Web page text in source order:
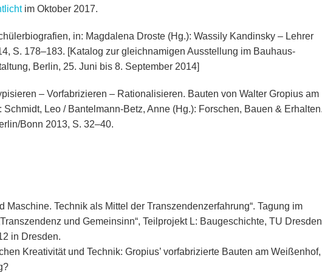
im Oktober 2017.
in: Magdalena Droste (Hg.): Wassily Kandinsky – Lehrer
S. 178–183. [Katalog zur gleichnamigen Ausstellung im Bauhaus-
Berlin, 25. Juni bis 8. September 2014]
– Vorfabrizieren – Rationalisieren. Bauten von Walter Gropius am
Schmidt, Leo / Bantelmann-Betz, Anne (Hg.): Forschen, Bauen &
Bonn 2013, S. 32–40.
Maschine. Technik als Mittel der Transzendenzerfahrung“. Tagung im
und Gemeinsinn“, Teilprojekt L: Baugeschichte, TU Dresden
in Dresden.
Kreativität und Technik: Gropius’ vorfabrizierte Bauten am Weißenhof,